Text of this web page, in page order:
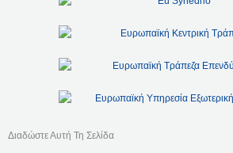
Διαδώστε Αυτή Τη Σελίδα